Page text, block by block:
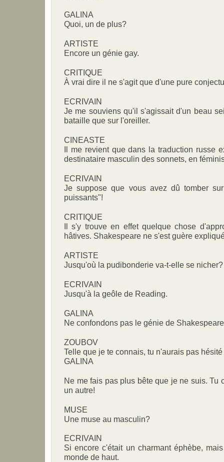
GALINA
Quoi, un de plus?
ARTISTE
Encore un génie gay.
CRITIQUE
À vrai dire il ne s'agit que d'une pure
ECRIVAIN
Je me souviens qu'il s'agissait d'un beau
bataille que sur l'oreiller.
CINEASTE
Il me revient que dans la traduction russe
destinataire masculin des sonnets, en
ECRIVAIN
Je suppose que vous avez dû tomber
puissants"!
CRITIQUE
Il s'y trouve en effet quelque chose
hâtives. Shakespeare ne s'est guère
ARTISTE
Jusqu'où la pudibonderie va-t-elle se nicher?
ECRIVAIN
Jusqu'à la geôle de Reading.
GALINA
Ne confondons pas le génie de
ZOUBOV
Telle que je te connais, tu n'aurais pas
GALINA
Ne me fais pas plus bête que je ne suis. Tu
un autre!
MUSE
Une muse au masculin?
ECRIVAIN
Si encore c'était un charmant éphèbe,
monde de haut.